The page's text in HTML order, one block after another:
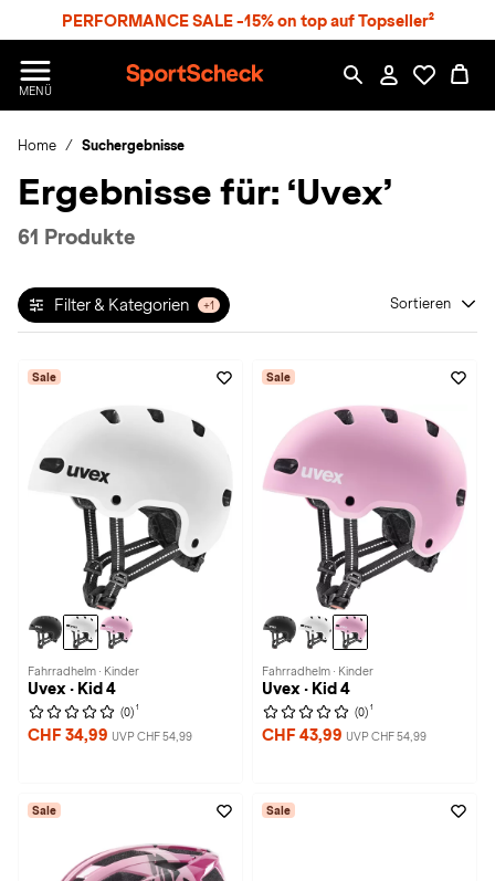
PERFORMANCE SALE -15% on top auf Topseller²
MENÜ
p
r
S
h
k
Home Suchergebnisse
Ergebnisse für: ‘Uvex’
61 Produkte
Filter & Kategorien +1 Sortieren
Sale
Fahrradhelm · Kinder
Uvex · Kid 4
(0) 1
CHF 34,99 UVP CHF 54,99
Sale
Fahrradhelm · Kinder
Uvex · Kid 4
(0) 1
CHF 43,99 UVP CHF 54,99
Sale Sale